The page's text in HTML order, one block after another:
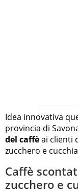
Idea innovativa
provincia di
del caffèai clienti
zucchero e
Caffè
zucchero e